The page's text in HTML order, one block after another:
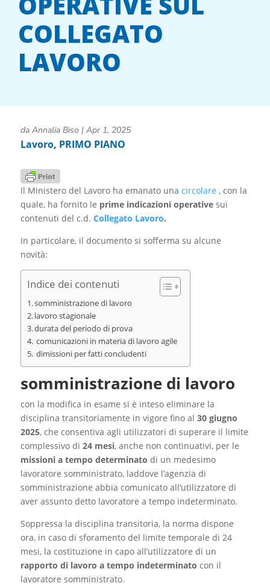
COLLEGATO
LAVORO
da Annalia Biso | Apr 1, 2025
Lavoro, PRIMO PIANO
Il Ministero del Lavoro ha emanato una circolare , con la
quale, ha fornito le prime indicazioni operative sui
contenuti del c.d. Collegato Lavoro.
In particolare, il documento si sofferma su alcune
novità:
Indice dei contenuti
somministrazione di lavoro
lavoro stagionale
durata del periodo di prova
comunicazioni in materia di lavoro agile
dimissioni per fatti concludenti
somministrazione di lavoro
con la modifica in esame si è inteso eliminare la
disciplina transitoriamente in vigore fino al 30 giugno
2025, che consentiva agli utilizzatori di superare il limite
complessivo di 24 mesi, anche non continuativi, per le
missioni a tempo determinato di un medesimo
lavoratore somministrato, laddove l’agenzia di
somministrazione abbia comunicato all’utilizzatore di
aver assunto detto lavoratore a tempo indeterminato.
Soppressa la disciplina transitoria, la norma dispone
ora, in caso di sforamento del limite temporale di 24
mesi, la costituzione in capo all’utilizzatore di un
rapporto di lavoro a tempo indeterminato con il
lavoratore somministrato.